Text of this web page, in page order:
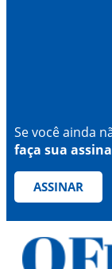
Se você ainda
faça sua
ASSINAR